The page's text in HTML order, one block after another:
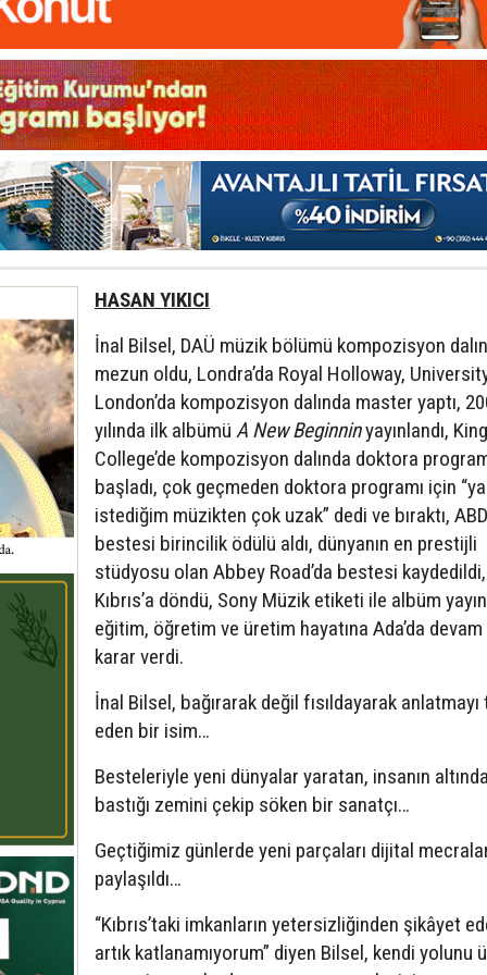
HASAN YIKICI
İnal Bilsel, DAÜ müzik bölümü kompozisyon
mezun oldu, Londra’da Royal Holloway,
London’da kompozisyon dalında master yaptı,
yılında ilk albümü A New Beginninyayınlandı,
College’de kompozisyon dalında doktora
başladı, çok geçmeden doktora programı için
istediğim müzikten çok uzak” dedi ve bıraktı,
bestesi birincilik ödülü aldı, dünyanın en prestijli
stüdyosu olan Abbey Road’da bestesi kaydedildi,
Kıbrıs’a döndü, Sony Müzik etiketi ile albüm
eğitim, öğretim ve üretim hayatına Ada’da
karar verdi.
İnal Bilsel, bağırarak değil fısıldayarak
eden bir isim…
Besteleriyle yeni dünyalar yaratan, insanın
bastığı zemini çekip söken bir sanatçı…
Geçtiğimiz günlerde yeni parçaları dijital
paylaşıldı…
“Kıbrıs’taki imkanların yetersizliğinden şikâyet
artık katlanamıyorum” diyen Bilsel, kendi yolunu